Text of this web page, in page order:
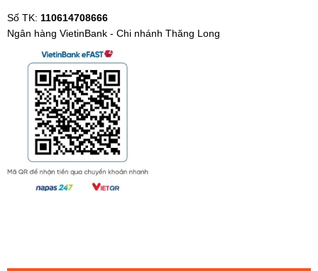
Số TK: 110614708666
Ngân hàng VietinBank - Chi nhánh Thăng Long